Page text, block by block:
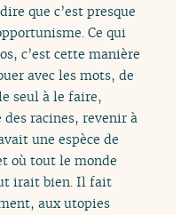
que c’est presque
Ce qui
c’est cette manière
avec les mots, de
seul à le faire,
racines, revenir à
une espèce de
où tout le monde
irait bien. Il fait
aux utopies